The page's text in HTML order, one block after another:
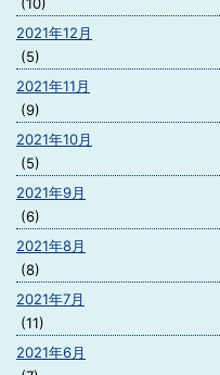
2021年12月
(5)
2021年11月
(9)
2021年10月
(5)
2021年9月
(6)
2021年8月
(8)
2021年7月
(11)
2021年6月